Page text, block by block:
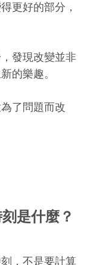
更好的部分，
發現改變並非
的樂趣。
了問題而改
是什麼？
，不是要計算